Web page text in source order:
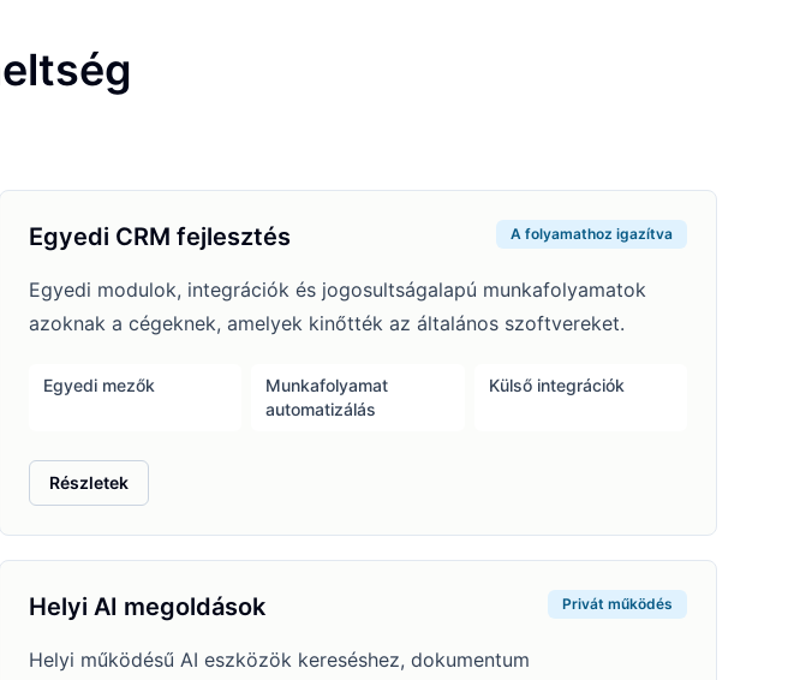
Egyedi CRM fejlesztés A folyamathoz igazítva
Egyedi modulok, integrációk és jogosultságalapú munkafolyamatok
azoknak a cégeknek, amelyek kinőtték az általános szoftvereket.
Egyedi mezők
Munkafolyamat
automatizálás
Külső integrációk
Részletek
: Egyedi CRM fejlesztés
Helyi AI megoldások Privát működés
Helyi működésű AI eszközök kereséshez, dokumentum